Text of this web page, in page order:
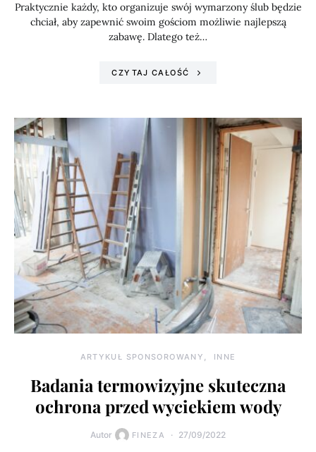
Praktycznie każdy, kto organizuje swój wymarzony ślub będzie
chciał, aby zapewnić swoim gościom możliwie najlepszą
zabawę. Dlatego też…
CZYTAJ CAŁOŚĆ
ARTYKUŁ SPONSOROWANY INNE
Badania termowizyjne skuteczna
ochrona przed wyciekiem wody
Autor FINEZA 27/09/2022